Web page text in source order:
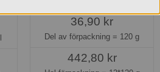
36,90 kr
Del av förpackning = 120 g
442,80 kr